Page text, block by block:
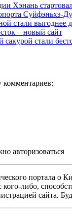
Хэнань
Суйфэньхэ-
стали выгоднее
– новый сайт
стали
авторизоваться
портала о
кого-либо,
сайта.